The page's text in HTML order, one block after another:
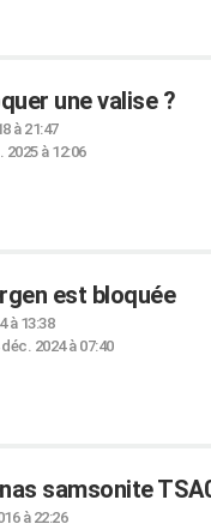
une valise ?
à 21:47
2025 à 12:06
est bloquée
à 13:38
déc. 2024 à 07:40
samsonite
à 22:26